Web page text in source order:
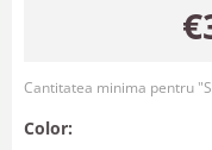
€
Cantitatea minima pentru
Color: